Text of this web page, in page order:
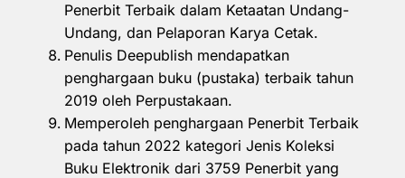
Penerbit Terbaik dalam Ketaatan Undang-
Undang, dan Pelaporan Karya Cetak.
Penulis Deepublish mendapatkan
penghargaan buku (pustaka) terbaik tahun
2019 oleh Perpustakaan.
Memperoleh penghargaan Penerbit Terbaik
pada tahun 2022 kategori Jenis Koleksi
Buku Elektronik dari 3759 Penerbit yang